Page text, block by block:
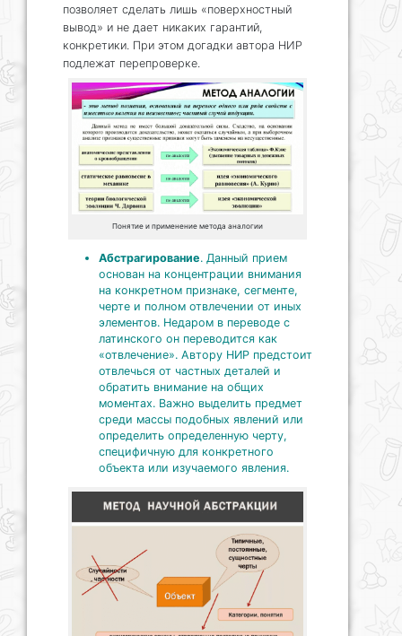
позволяет сделать лишь «поверхностный
вывод» и не дает никаких гарантий,
конкретики. При этом догадки автора НИР
подлежат перепроверке.
Понятие и применение метода аналогии
Абстрагирование. Данный прием
основан на концентрации внимания
на конкретном признаке, сегменте,
черте и полном отвлечении от иных
элементов. Недаром в переводе с
латинского он переводится как
«отвлечение». Автору НИР предстоит
отвлечься от частных деталей и
обратить внимание на общих
моментах. Важно выделить предмет
среди массы подобных явлений или
определить определенную черту,
специфичную для конкретного
объекта или изучаемого явления.